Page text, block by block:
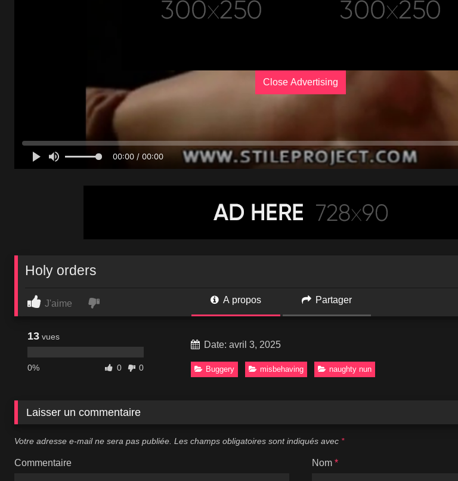
Close Advertising
Holy orders
J'aime A propos Partager
13 vues
0% 0 0
Date: avril 3, 2025
Buggery misbehaving naughty nun
Laisser un commentaire
Votre adresse e-mail ne sera pas publiée. Les champs obligatoires sont indiqués avec *
Commentaire Nom*